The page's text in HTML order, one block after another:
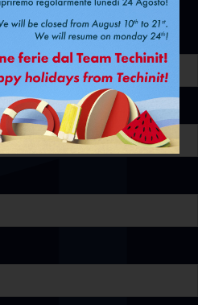
le offerte riservate a te.